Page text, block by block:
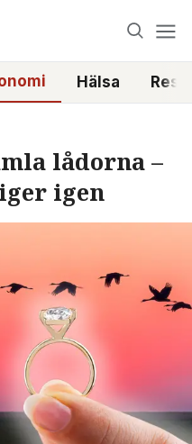
Hälsa
lådorna –
igen